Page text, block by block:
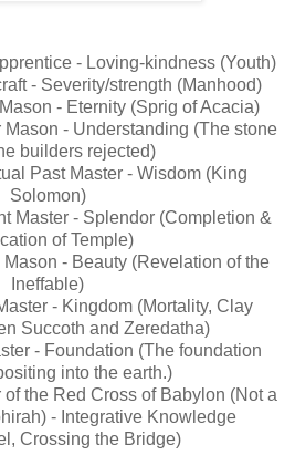
- Loving-kindness (Youth)
- Severity/strength (Manhood)
- Eternity (Sprig of Acacia)
Mason - Understanding (The stone
builders rejected)
Past Master - Wisdom (King
Solomon)
Master - Splendor (Completion &
of Temple)
Mason - Beauty (Revelation of the
Ineffable)
- Kingdom (Mortality, Clay
Succoth and Zeredatha)
- Foundation (The foundation
into the earth.)
the Red Cross of Babylon (Not a
- Integrative Knowledge
Crossing the Bridge)